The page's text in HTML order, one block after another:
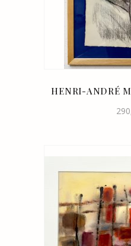
HENRI-ANDRÉ